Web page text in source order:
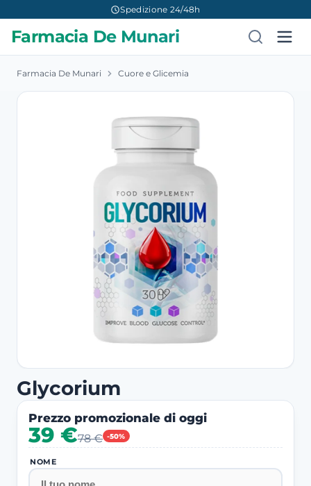
Spedizione 24/48h
Farmacia De Munari
Farmacia De Munari Cuore e Glicemia
Glycorium
Prezzo promozionale di oggi
-50%
39 €78 €
NOME